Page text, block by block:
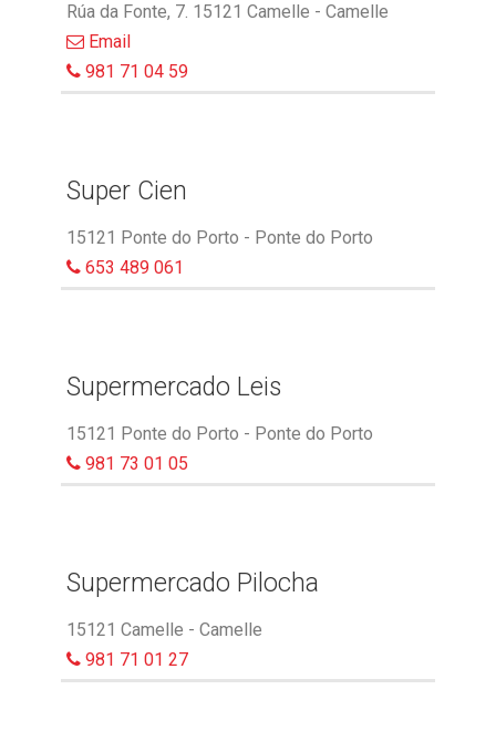
Rúa da Fonte, 7. 15121 Camelle - Camelle
Email
981 71 04 59
Super Cien
15121 Ponte do Porto - Ponte do Porto
653 489 061
Supermercado Leis
15121 Ponte do Porto - Ponte do Porto
981 73 01 05
Supermercado Pilocha
15121 Camelle - Camelle
981 71 01 27